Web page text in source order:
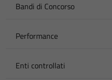
Bandi di Concorso
Performance
Enti controllati